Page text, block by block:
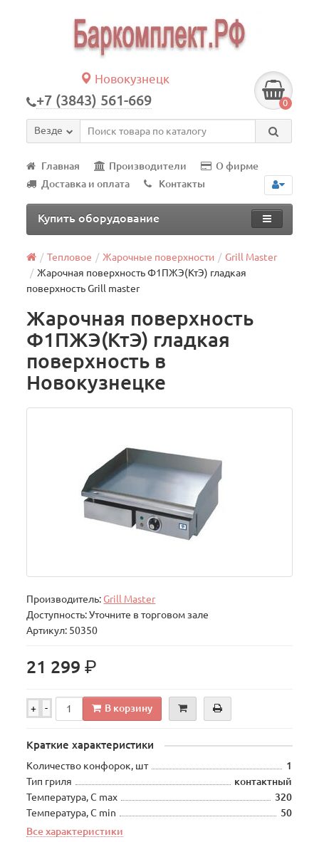
Новокузнецк
+7 (3843) 561-669 0
Везде
Главная Производители
О фирме
Доставка и оплата
Контакты
Купить оборудование
Тепловое Жарочные поверхности
Grill Master
Жарочная поверхность Ф1ПЖЭ(КтЭ) гладкая
поверхность Grill master
Жарочная поверхность
Ф1ПЖЭ(КтЭ) гладкая
поверхность в
Новокузнецке
Производитель: Grill Master
Доступность: Уточните в торговом зале
Артикул: 50350
21 299р.
+ - В корзину
Краткие характеристики
Количество конфорок, шт
1
Тип гриля
контактный
Температура, С max
320
Температура, С min
50
Все характеристики